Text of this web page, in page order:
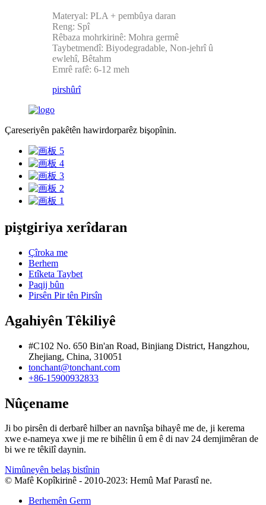
Materyal: PLA + pembûya daran
Reng: Spî
Rêbaza mohrkirinê: Mohra germê
Taybetmendî: Biyodegradable, Non-jehrî û
ewlehî, Bêtahm
Emrê rafê: 6-12 meh
pirshûrî
Çareseriyên pakêtên hawirdorparêz bişopînin.
piştgiriya xerîdaran
Çîroka me
Berhem
Etîketa Taybet
Paqij bûn
Pirsên Pir tên Pirsîn
Agahiyên Têkiliyê
#C102 No. 650 Bin'an Road, Binjiang District, Hangzhou,
Zhejiang, China, 310051
tonchant@tonchant.com
+86-15900932833
Nûçename
Ji bo pirsên di derbarê hilber an navnîşa bihayê me de, ji kerema
xwe e-nameya xwe ji me re bihêlin û em ê di nav 24 demjimêran de
bi we re têkilî daynin.
Nimûneyên belaş bistînin
© Mafê Kopîkirinê - 2010-2023: Hemû Maf Parastî ne.
Berhemên Germ